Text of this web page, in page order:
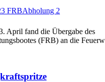
April fand die Übergabe des
(FRB) an die